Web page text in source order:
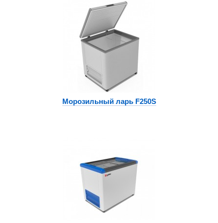
Морозильный ларь F250S